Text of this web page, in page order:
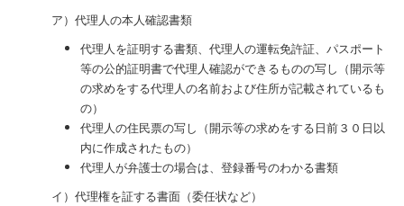
ア）代理人の本人確認書類
代理人を証明する書類、代理人の運転免許証、パスポート
等の公的証明書で代理人確認ができるものの写し（開示等
の求めをする代理人の名前および住所が記載されているも
の）
代理人の住民票の写し（開示等の求めをする日前３０日以
内に作成されたもの）
代理人が弁護士の場合は、登録番号のわかる書類
イ）代理権を証する書面（委任状など）